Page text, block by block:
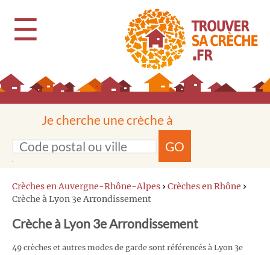
☰
Je cherche une crèche à
GO
Crèches en Auvergne-Rhône-Alpes › Crèches en Rhône ›
Crèche à Lyon 3e Arrondissement
Crèche à Lyon 3e Arrondissement
49 crèches et autres modes de garde sont référencés à Lyon 3e